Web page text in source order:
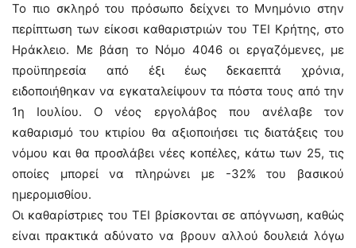
Το πιο σκληρό του πρόσωπο δείχνει το Μνημόνιο στην
περίπτωση των είκοσι καθαριστριών του ΤΕΙ Κρήτης, στο
Ηράκλειο. Με βάση το Νόμο 4046 οι εργαζόμενες, με
προϋπηρεσία από έξι έως δεκαεπτά χρόνια,
ειδοποιήθηκαν να εγκαταλείψουν τα πόστα τους από την
1η Ιουλίου. Ο νέος εργολάβος που ανέλαβε τον
καθαρισμό του κτιρίου θα αξιοποιήσει τις διατάξεις του
νόμου και θα προσλάβει νέες κοπέλες, κάτω των 25, τις
οποίες μπορεί να πληρώνει με -32% του βασικού
ημερομισθίου.
Οι καθαρίστριες του ΤΕΙ βρίσκονται σε απόγνωση, καθώς
είναι πρακτικά αδύνατο να βρουν αλλού δουλειά λόγω